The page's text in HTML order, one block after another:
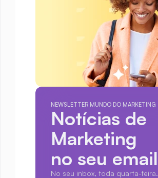
NEWSLETTER MUNDO DO MARKETING
Notícias de
Marketing
no seu email
No seu inbox, toda quarta-feira.